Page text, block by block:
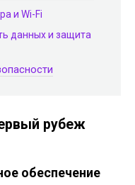
и Wi-Fi
данных и защита
рубеж
обеспечение